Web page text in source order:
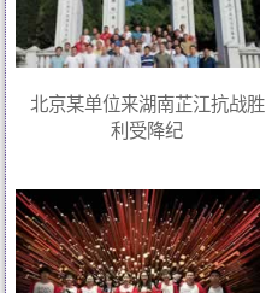
北京某单位来湖南芷江抗战胜
利受降纪